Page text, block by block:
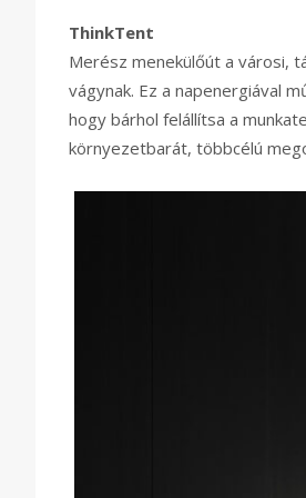
ThinkTent
Merész menekülőút a városi,
vágynak. Ez a napenergiával
hogy bárhol felállítsa a
környezetbarát, többcélú